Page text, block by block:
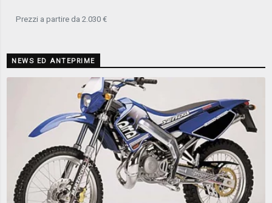
Prezzi a partire da 2.030 €
NEWS ED ANTEPRIME